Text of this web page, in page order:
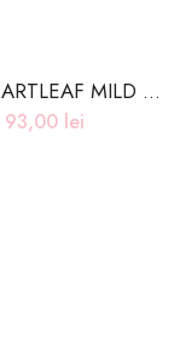
SUN HEARTLEAF MILD SOOTHING – 50g
93,00 lei